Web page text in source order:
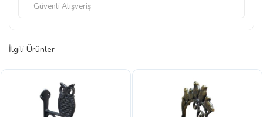
Güvenli Alışveriş
- İlgili Ürünler -